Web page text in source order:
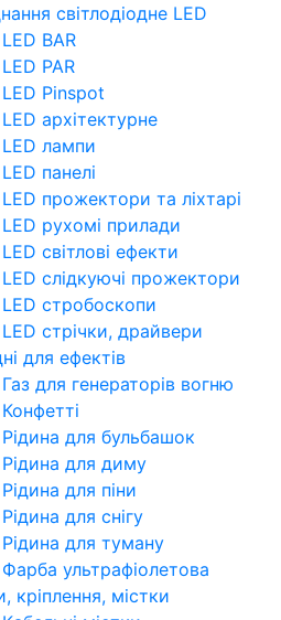
світлодіодне LED
BAR
PAR
Pinspot
архітектурне
лампи
панелі
прожектори та ліхтарі
рухомі прилади
світлові ефекти
слідкуючі прожектори
стробоскопи
стрічки, драйвери
для ефектів
для генераторів вогню
для бульбашок
для диму
для піни
для снігу
для туману
ультрафіолетова
кріплення, містки